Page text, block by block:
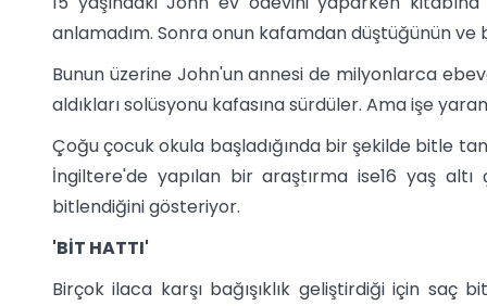
anlamadım. Sonra onun kafamdan düştüğünün ve
Bunun üzerine John'un annesi de milyonlarca
aldıkları solüsyonu kafasına sürdüler. Ama işe
Çoğu çocuk okula başladığında bir şekilde bitle
İngiltere'de yapılan bir araştırma ise16 yaş
bitlendiğini gösteriyor.
'BİT HATTI'
Birçok ilaca karşı bağışıklık geliştirdiği için saç